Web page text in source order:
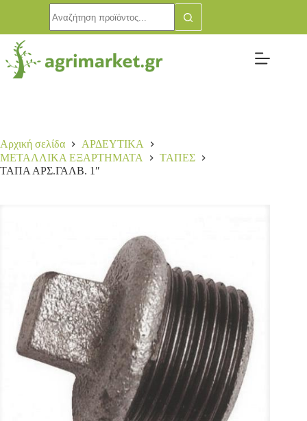
Αρχική σελίδα
ΑΡΔΕΥΤΙΚΑ
ΜΕΤΑΛΛΙΚΑ ΕΞΑΡΤΗΜΑΤΑ
ΤΑΠΕΣ
ΤΑΠΑ ΑΡΣ.ΓΑΛΒ. 1″